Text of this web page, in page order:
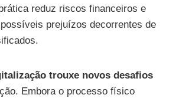
reduz riscos financeiros e
prejuízos decorrentes de
trouxe novos desafios
Embora o processo físico